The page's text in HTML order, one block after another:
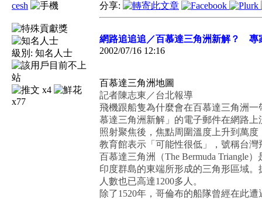
cesh
級別: 知名人士
x4
x77
分享:
網路追追追／百慕達三角洲新解？ 專
2002/07/16 12:16
百慕達三角洲地圖
記者陳志東／台北報導
飛機跟船隻為什麼會在百慕達三角洲
慕達三角洲新解」的電子郵件在網路
照射聚焦後，焦點周圍溫度上升到萬
教育館表示「可能性很低」，號稱台
百慕達三角洲（The Bermuda Triangle
印度群島的東端所形成的三角形區域
人數也已高達1200多人。
除了1520年，哥倫布的船隊曾經在此